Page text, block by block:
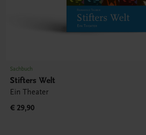
Sachbuch
Stifters Welt
Ein Theater
€ 29,90